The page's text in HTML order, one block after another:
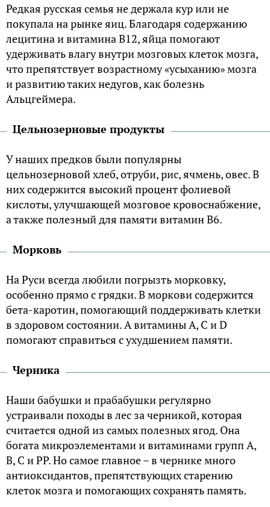
Редкая русская семья не держала кур или не
покупала на рынке яиц. Благодаря содержанию
лецитина и витамина В12, яйца помогают
удерживать влагу внутри мозговых клеток мозга,
что препятствует возрастному «усыханию» мозга
и развитию таких недугов, как болезнь
Альцгеймера.
Цельнозерновые продукты
У наших предков были популярны
цельнозерновой хлеб, отруби, рис, ячмень, овес. В
них содержится высокий процент фолиевой
кислоты, улучшающей мозговое кровоснабжение,
а также полезный для памяти витамин В6.
Морковь
На Руси всегда любили погрызть морковку,
особенно прямо с грядки. В моркови содержится
бета-каротин, помогающий поддерживать клетки
в здоровом состоянии. А витамины А, С и D
помогают справиться с ухудшением памяти.
Черника
Наши бабушки и прабабушки регулярно
устраивали походы в лес за черникой, которая
считается одной из самых полезных ягод. Она
богата микроэлементами и витаминами групп А,
В, С и РР. Но самое главное – в чернике много
антиоксидантов, препятствующих старению
клеток мозга и помогающих сохранять память.